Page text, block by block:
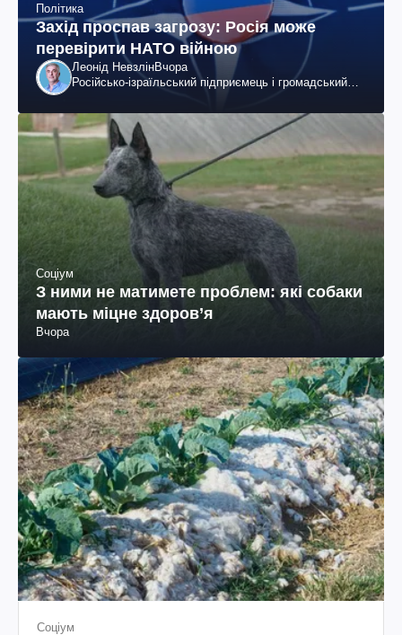
Політика
Захід проспав загрозу: Росія може
перевірити НАТО війною
Леонід НевзлінВчора
Російсько-ізраїльський підприємець і громадський
Соціум
З ними не матимете проблем: які собаки
мають міцне здоров’я
Вчора
Соціум